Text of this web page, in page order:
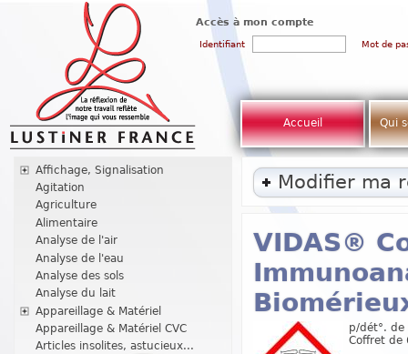
Accès à mon compte
Identifiant Mot de
Accueil Qui
Affichage, Signalisation
Agitation
Agriculture
Alimentaire
Analyse de l'air
Analyse de l'eau
Analyse des sols
Analyse du lait
Appareillage & Matériel
Appareillage & Matériel CVC
Articles insolites, astucieux...
Modifier ma
VIDAS®
p/dét°.
Coffret de